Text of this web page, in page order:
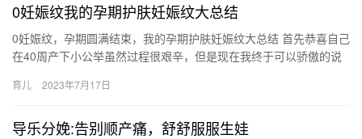
0妊娠纹我的孕期护肤妊娠纹大总结
0妊娠纹，孕期圆满结束，我的孕期护肤妊娠纹大总结 首先恭喜自己
在40周产下小公举虽然过程很艰辛，但是现在我终于可以骄傲的说
育儿 2023年7月17日
导乐分娩:告别顺产痛，舒舒服服生娃